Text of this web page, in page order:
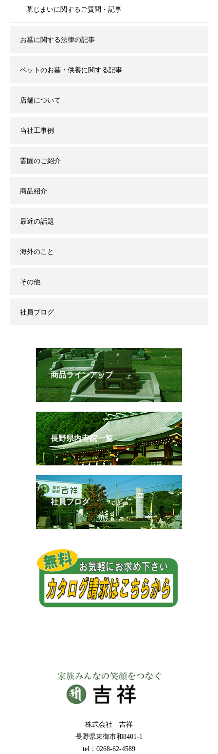
墓じまいに関するご質問・記事
お墓に関する法律の記事
ペットのお墓・供養に関する記事
店舗について
当社工事例
霊園のご紹介
商品紹介
最近の話題
海外のこと
その他
社員ブログ
商品ラインアップ
長野県内寺院一覧
社員ブログ
株式会社 吉祥
長野県東御市和8401-1
tel：0268-62-4589